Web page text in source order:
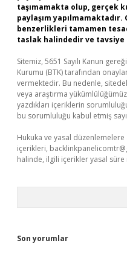
taşımamakta olup, gerçek
paylaşım
benzerlikleri tamamen
taslak halindedir ve tavsiye
Sitemiz, 5651 Sayılı Kanun
Kurumu (BTK) tarafından
vermektedir. Bu nedenle,
veya araştırma
yazdıkları içeriklerin
bu sorumluluğu kabul etmiş
Hukuka ve yasal
içerikleri,
halinde, ilgili içerikler yasal süre
Son yorumlar